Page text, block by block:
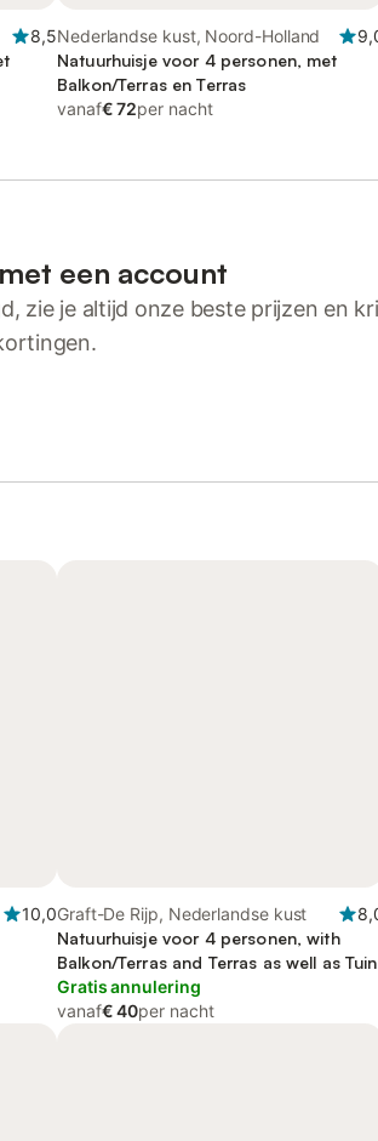
8,5Nederlandse kust, Noord-Holland
Natuurhuisje voor 4 personen, met
Balkon/Terras en Terras
vanaf€ 72per nacht
een account
zie je altijd onze beste prijzen en
10,0Graft-De Rijp, Nederlandse kust
Natuurhuisje voor 4 personen, with
Balkon/Terras and Terras as well as Tuin
Gratis annulering
vanaf€ 40per nacht